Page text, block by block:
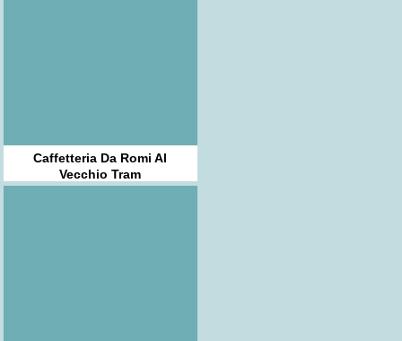
Caffetteria Da Romi Al
Vecchio Tram